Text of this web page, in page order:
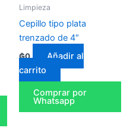
Limpieza
Cepillo tipo plata
trenzado de 4″
₲0
Añadir al
carrito
Comprar por
Whatsapp